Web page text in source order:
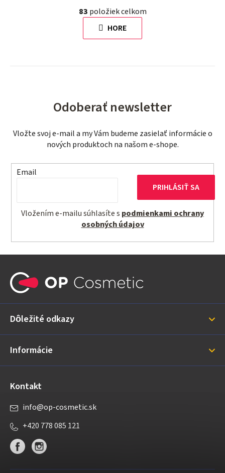
v
l
á
d
c
p
r
v
k
v
ý
i
s
u
r
á
n
v
i
83 položiek celkom
HORE
Odoberať newsletter
Vložte svoj e-mail a my Vám budeme zasielať informácie o
nových produktoch na našom e-shope.
Email
Vložením e-mailu súhlasíte s podmienkami ochrany
osobných údajov
PRIHLÁSIŤ SA
ä
i
Dôležité odkazy
Informácie
Kontakt
info@op-cosmetic.sk
+420 778 085 121